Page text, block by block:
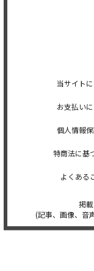
当サイト
お支払い
個人情報
特商法に基
よくある
掲
(記事、画像、音